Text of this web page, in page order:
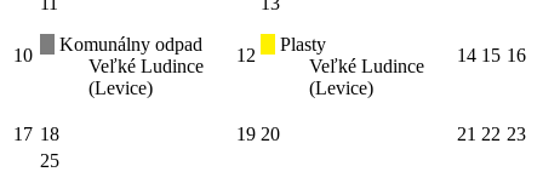
10
Komunálny odpad
Veľké Ludince
(Levice)
12
Plasty
Veľké Ludince
(Levice)
14 15 16
17 18 19 20 21 22 23
25